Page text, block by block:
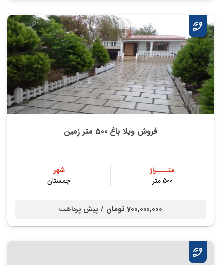
فروش ویلا باغ 500 متر زمین
متــــراژ
۵۰۰ متر
شهر
چمستان
700,000,000 تومان / پیش پرداخت